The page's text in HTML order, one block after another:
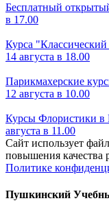
Бесплатный
в 17.00
Курса
14 августа в 18.00
Парикмахерские
12 августа в 10.00
Курсы Флористики
августа в 11.00
Сайт использует
повышения качества
Политике
Пушкинский